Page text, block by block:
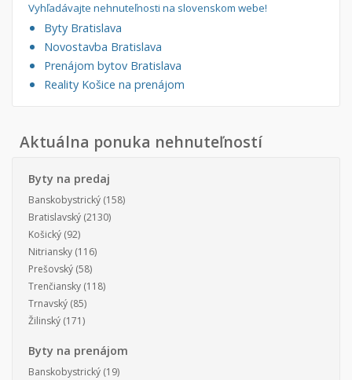
Vyhľadávajte nehnuteľnosti na slovenskom webe!
Byty Bratislava
Novostavba Bratislava
Prenájom bytov Bratislava
Reality Košice na prenájom
Aktuálna ponuka nehnuteľností
Byty na predaj
Banskobystrický (158)
Bratislavský (2130)
Košický (92)
Nitriansky (116)
Prešovský (58)
Trenčiansky (118)
Trnavský (85)
Žilinský (171)
Byty na prenájom
Banskobystrický (19)